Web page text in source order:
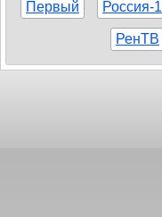
Первый Россия-1
РенТВ